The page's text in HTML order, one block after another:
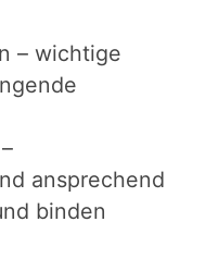
– wichtige
ansprechend
binden